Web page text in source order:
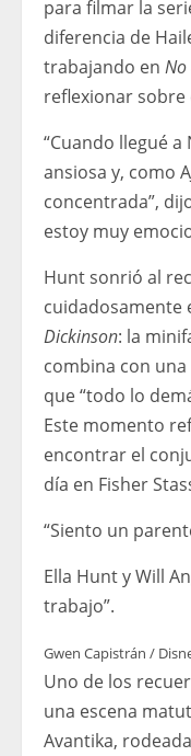
para filmar la
diferencia de
trabajando en
reflexionar sobre
“Cuando llegué
ansiosa y, como
concentrada”,
estoy muy
Hunt sonrió al
cuidadosamente
Dickinson: la
combina con
que “todo lo
Este momento
encontrar el
día en Fisher
“Siento un
Ella Hunt y Will
trabajo”.
Gwen Capistrán /
Uno de los
una escena
Avantika,